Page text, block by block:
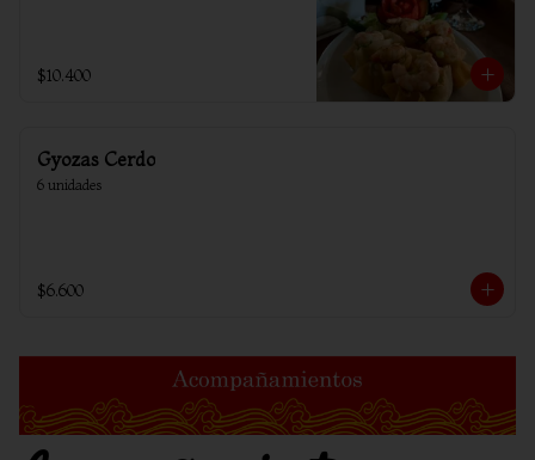
$10.400
Gyozas Cerdo
6 unidades
$6.600